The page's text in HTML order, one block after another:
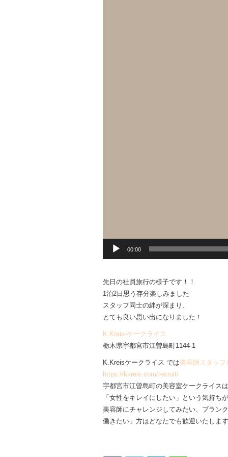
00:00
先日の社員旅行の様子です！！
1泊2日思う存分楽しみました
スタッフ同士の絆が深まり、
とても良い思い出になりました！
K.Kreis-ケークライス
栃木県宇都宮市江曽島町1144-1
K.Kreisケークライス では美容師スタッフ
https://kkreis.com/recruit/
宇都宮市江曽島町の美容室ケークライス
「女性をキレイにしたい」という気持ち
美容師にチャレンジしてみたい、ブラン
働きたい」方はどなたでも歓迎いたします